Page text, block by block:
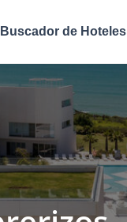
Buscador de Hoteles